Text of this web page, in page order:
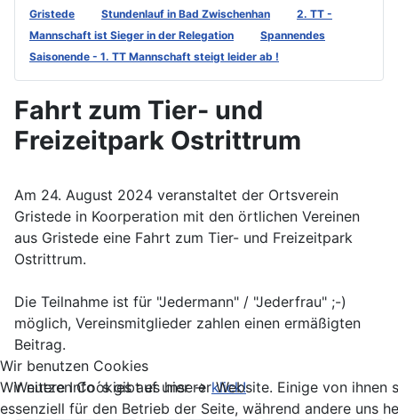
Gristede
Stundenlauf in Bad Zwischenhan
2. TT -
Mannschaft ist Sieger in der Relegation
Spannendes
Saisonende - 1. TT Mannschaft steigt leider ab !
Fahrt zum Tier- und
Freizeitpark Ostrittrum
Am 24. August 2024 veranstaltet der Ortsverein
Gristede in Koorperation mit den örtlichen Vereinen
aus Gristede eine Fahrt zum Tier- und Freizeitpark
Ostrittrum.
Die Teilnahme ist für "Jedermann" / "Jederfrau" ;-)
möglich, Vereinsmitglieder zahlen einen ermäßigten
Beitrag.
Weitere Info´s gibt es hier ->klick!
Wir benutzen Cookies
Wir nutzen Cookies auf unserer Website. Einige von ihnen
essenziell für den Betrieb der Seite, während andere uns